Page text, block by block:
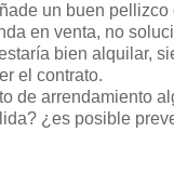
un buen pellizco
en venta, no
bien alquilar,
el contrato.
de arrendamiento
¿es posible